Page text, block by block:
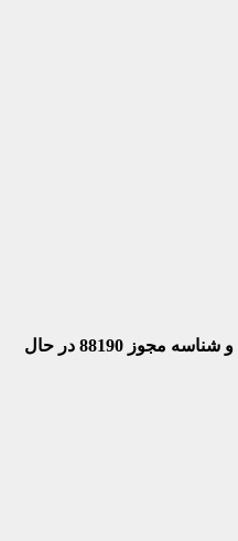
و شناسه مجوز 88190 در حال